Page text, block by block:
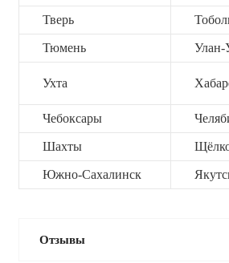
Тверь
Тюмень Улан-
Ухта
Чебоксары
Шахты
Южно-Сахалинск
Отзывы